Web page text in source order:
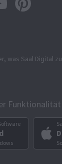
was Saal Digital
Funktionalität